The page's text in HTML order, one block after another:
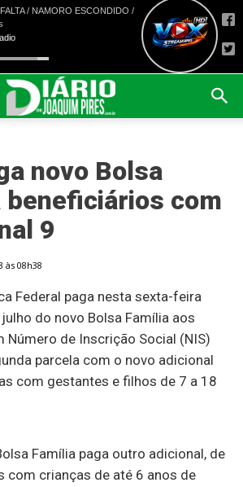
novo Bolsa
beneficiários com
9
às 08h38
Federal paga nesta sexta-feira
do novo Bolsa Família aos
Número de Inscrição Social (NIS)
parcela com o novo adicional
com gestantes e filhos de 7 a 18
Família paga outro adicional, de
com crianças de até 6 anos de